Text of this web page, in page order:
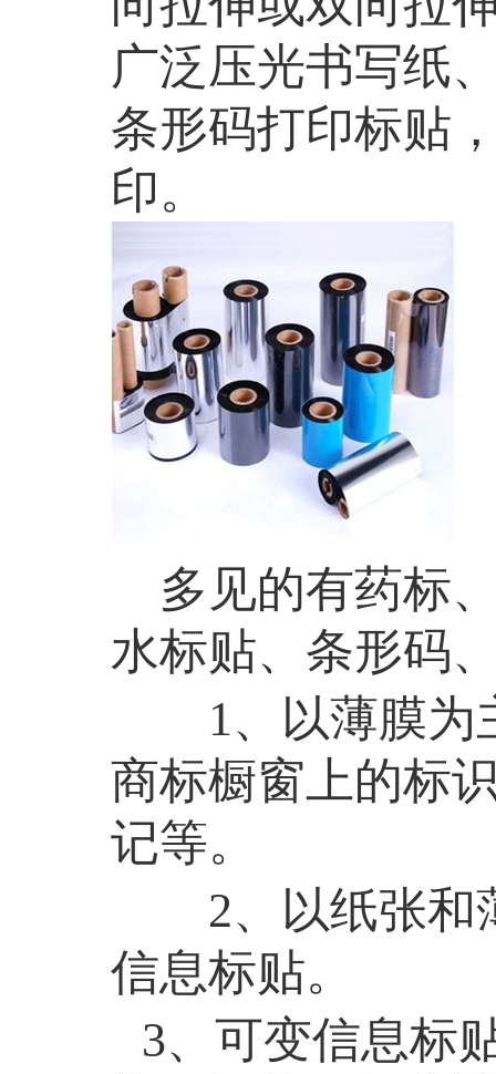
广泛压光书写纸
条形码打印标贴
印。
多见的有药标
水标贴、条形码
1、以薄膜
商标橱窗上的标
记等。
2、以纸张
信息标贴。
3、可变信息标